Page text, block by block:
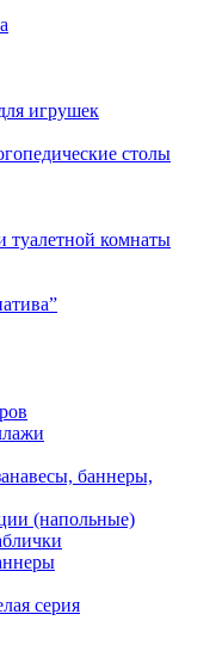
игрушек
столы
туалетной комнаты
баннеры,
(напольные)
серия